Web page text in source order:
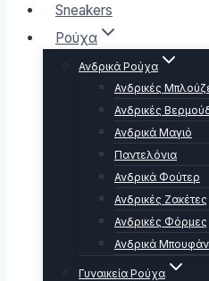
Sneakers
Ρούχα
Ανδρικά Ρούχα
Ανδρικές
Ανδρικές
Ανδρικά Μαγιό
Παντελόνια
Ανδρικά Φούτερ
Ανδρικές Ζακέτες
Ανδρικές Φόρμες
Ανδρικά Μπουφάν
Γυναικεία Ρούχα